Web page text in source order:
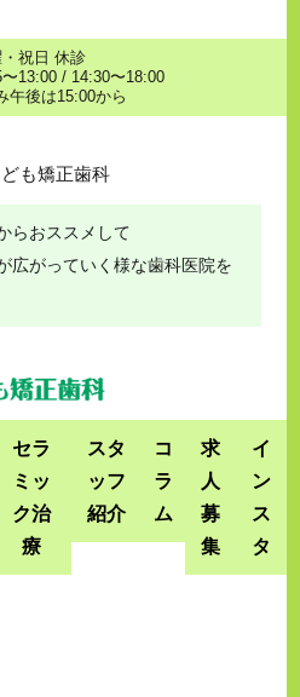
・祝日 休診
13:00 / 14:30〜18:00
午後は15:00から
も矯正歯科
らおススメして
広がっていく様な歯科医院を
セラ
ミッ
ク治
療
スタ
ッフ
紹介
コ
ラ
ム
求
人
募
集
イ
ン
ス
タ